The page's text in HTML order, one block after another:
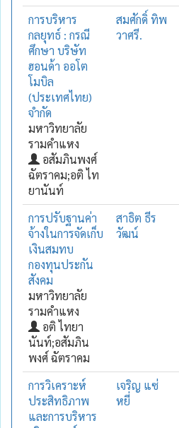
การบริหาร
กลยุทธ์ : กรณี
ศึกษา บริษัท
ฮอนด้า ออโต
โมบิล
(ประเทศไทย)
จำกัด
มหาวิทยาลัย
รามคำแหง
อสัมภินพงศ์
ฉัตราคม;อติ ไท
ยานันท์
สมศักดิ์ ทิพ
วาศรี.
การปรับฐานค่า
จ้างในการจัดเก็บ
เงินสมทบ
กองทุนประกัน
สังคม
มหาวิทยาลัย
รามคำแหง
อติ ไทยา
นันท์;อสัมภิน
พงศ์ ฉัตราคม
สาธิต ธีร
วัฒน์
การวิเคราะห์
ประสิทธิภาพ
และการบริหาร
เจริญ แซ่
หยี่